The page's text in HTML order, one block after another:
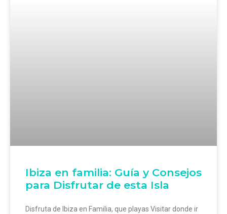
Ibiza en familia: Guía y Consejos
para Disfrutar de esta Isla
Disfruta de Ibiza en Familia, que playas Visitar donde ir